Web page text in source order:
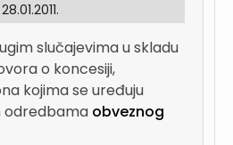
28.01.2011.
slučajevima u skladu
o koncesiji,
kojima se uređuju
odredbama obveznog